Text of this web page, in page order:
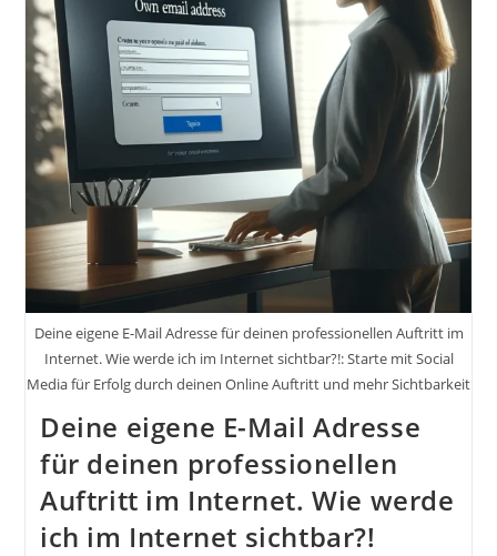
Deine eigene E-Mail Adresse für deinen professionellen Auftritt im
Internet. Wie werde ich im Internet sichtbar?!: Starte mit Social
Media für Erfolg durch deinen Online Auftritt und mehr Sichtbarkeit
Deine eigene E-Mail Adresse
für deinen professionellen
Auftritt im Internet. Wie werde
ich im Internet sichtbar?!